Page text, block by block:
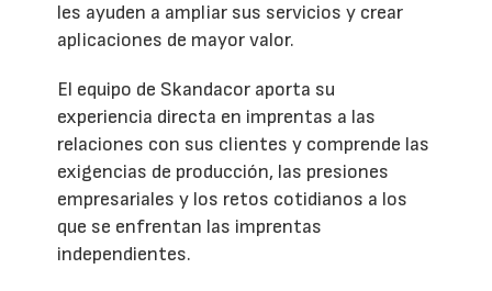
les ayuden a ampliar sus servicios y crear
aplicaciones de mayor valor.
El equipo de Skandacor aporta su
experiencia directa en imprentas a las
relaciones con sus clientes y comprende las
exigencias de producción, las presiones
empresariales y los retos cotidianos a los
que se enfrentan las imprentas
independientes.